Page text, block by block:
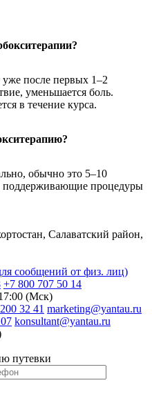
после первых 1–2
уменьшается боль.
в течение курса.
обычно это 5–10
поддерживающие процедуры
Салаватский район,
сообщений от физ. лиц)
+7 800 707 50 14
(Мск)
32 41 marketing@yantau.ru
konsultant@yantau.ru
путевки